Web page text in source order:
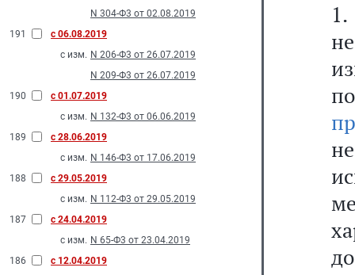
N 304-Ф3 от 02.08.2019
191
с 06.08.2019
с изм. N 206-Ф3 от 26.07.2019
N 209-Ф3 от 26.07.2019
190
с 01.07.2019
с изм. N 132-Ф3 от 06.06.2019
189
с 28.06.2019
с изм. N 146-Ф3 от 17.06.2019
188
с 29.05.2019
с изм. N 112-Ф3 от 29.05.2019
187
с 24.04.2019
с изм. N 65-Ф3 от 23.04.2019
186
с 12.04.2019